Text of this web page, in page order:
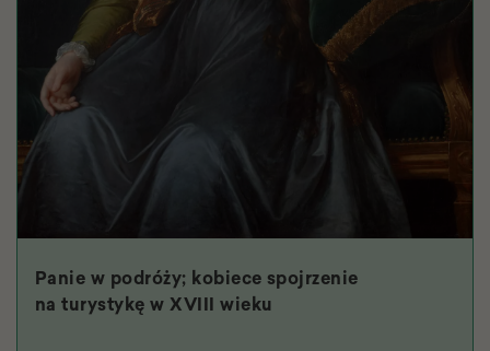
Panie w podróży; kobiece spojrzenie
na turystykę w XVIII wieku